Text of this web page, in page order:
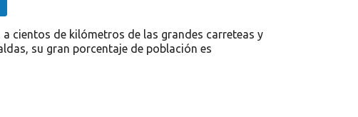
cientos de kilómetros de las grandes carreteas y
su gran porcentaje de población es